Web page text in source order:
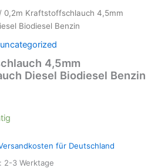
0,2m Kraftstoffschlauch 4,5mm
Biodiesel Benzin
uncategorized
4,5mm
Diesel Biodiesel Benzin
für Deutschland
2-3 Werktage